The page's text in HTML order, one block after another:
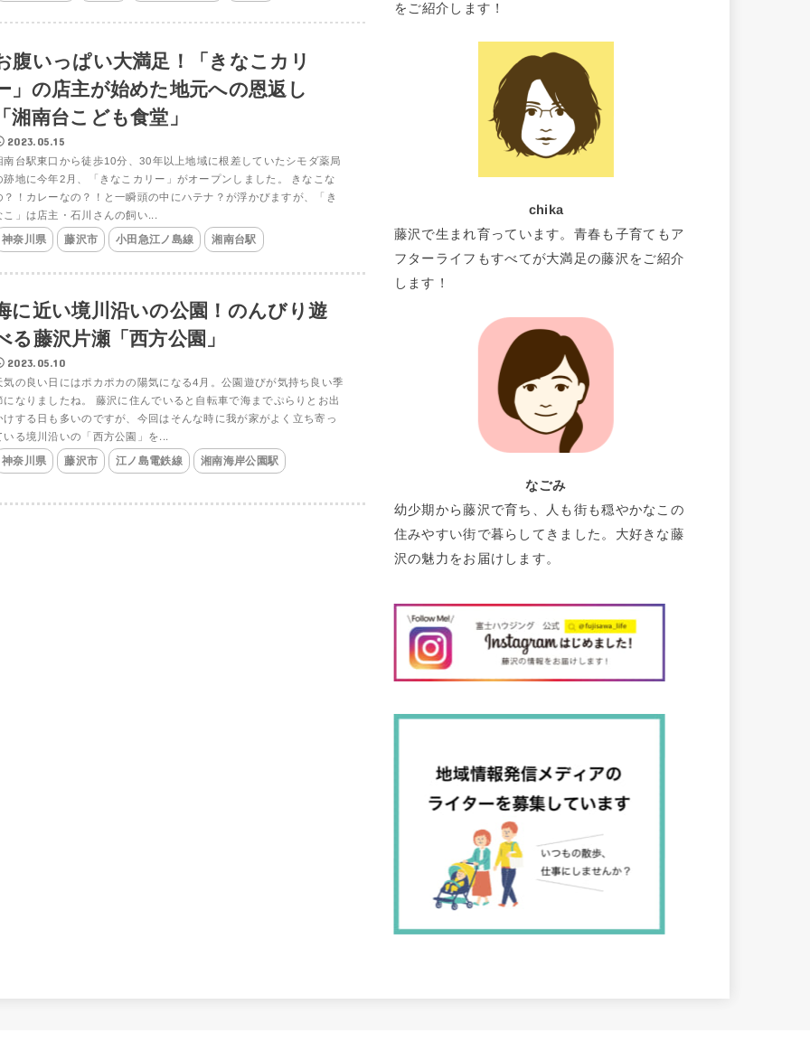
腹いっぱい大満足！「きなこカリ
」の店主が始めた地元への恩返し
湘南台こども食堂」
2023.05.15
南台駅東口から徒歩10分、30年以上地域に根差していたシモダ薬局
跡地に今年2月、「きなこカリー」がオープンしました。 きなこな
？！カレーなの？！と一瞬頭の中にハテナ？が浮かびますが、「き
こ」は店主・石川さんの飼い...
神奈川県 藤沢市 小田急江ノ島線 湘南台駅
に近い境川沿いの公園！のんびり遊
る藤沢片瀬「西方公園」
2023.05.10
気の良い日にはポカポカの陽気になる4月。公園遊びが気持ち良い季
になりましたね。 藤沢に住んでいると自転車で海までぷらりとお出
けする日も多いのですが、今回はそんな時に我が家がよく立ち寄っ
いる境川沿いの「西方公園」を...
神奈川県 藤沢市 江ノ島電鉄線 湘南海岸公園駅
をご紹介します！
chika
藤沢で生まれ育っています。青春も子育てもア
フターライフもすべてが大満足の藤沢をご紹介
します！
なごみ
幼少期から藤沢で育ち、人も街も穏やかなこの
住みやすい街で暮らしてきました。大好きな藤
沢の魅力をお届けします。